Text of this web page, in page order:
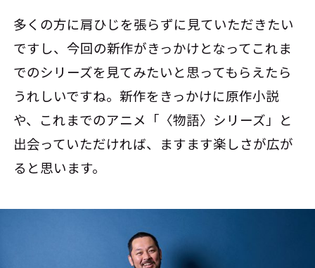
多くの方に肩ひじを張らずに見ていただきたい
ですし、今回の新作がきっかけとなってこれま
でのシリーズを見てみたいと思ってもらえたら
うれしいですね。新作をきっかけに原作小説
や、これまでのアニメ「〈物語〉シリーズ」と
出会っていただければ、ますます楽しさが広が
ると思います。